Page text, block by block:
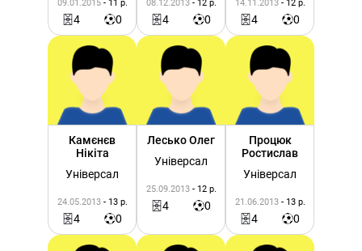
09.01.2015 - 11 р.
4 0
08.12.2013 - 12 р.
4 0
14.11.2013 - 12 р.
4 0
Камєнєв
Нікіта
Універсал
24.05.2013 - 13 р.
4 0
Лесько Олег
Універсал
25.09.2013 - 12 р.
4 0
Процюк
Ростислав
Універсал
21.06.2013 - 13 р.
4 0